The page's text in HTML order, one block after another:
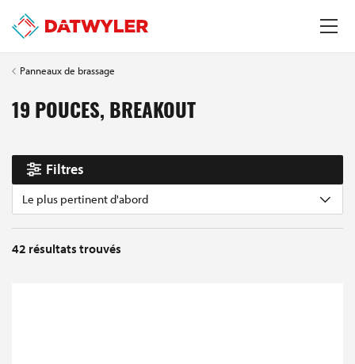
Panneaux de brassage
19 POUCES, BREAKOUT
Filtres
Le plus pertinent d'abord
42 résultats trouvés